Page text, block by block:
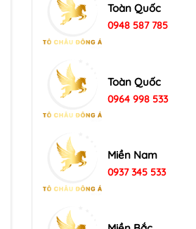
Toàn Quốc
0948 587 785
Toàn Quốc
0964 998 533
Miền Nam
0937 345 533